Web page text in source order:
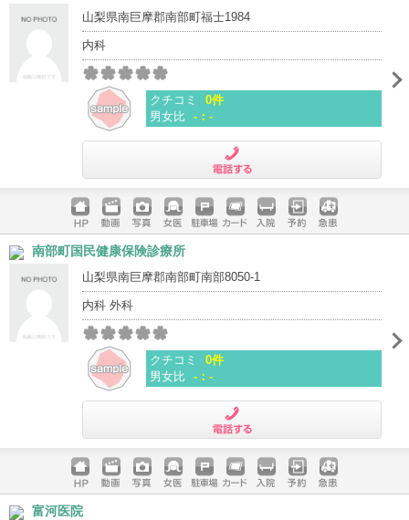
山梨県南巨摩郡南部町福士1984
内科
クチコミ
0件
男女比 -：-
ホームペ
ージ
動画 写真 女医 駐車場
クレジッ
入院 予約 急患
南部町国民健康保険診療所
山梨県南巨摩郡南部町南部8050-1
内科 外科
クチコミ
0件
男女比 -：-
ホームペ
ージ
動画 写真 女医 駐車場
クレジッ
入院 予約 急患
富河医院